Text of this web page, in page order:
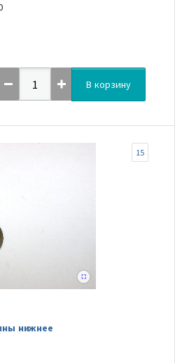
В корзину
нижнее
15